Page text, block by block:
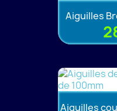
Aiguilles
Aiguilles